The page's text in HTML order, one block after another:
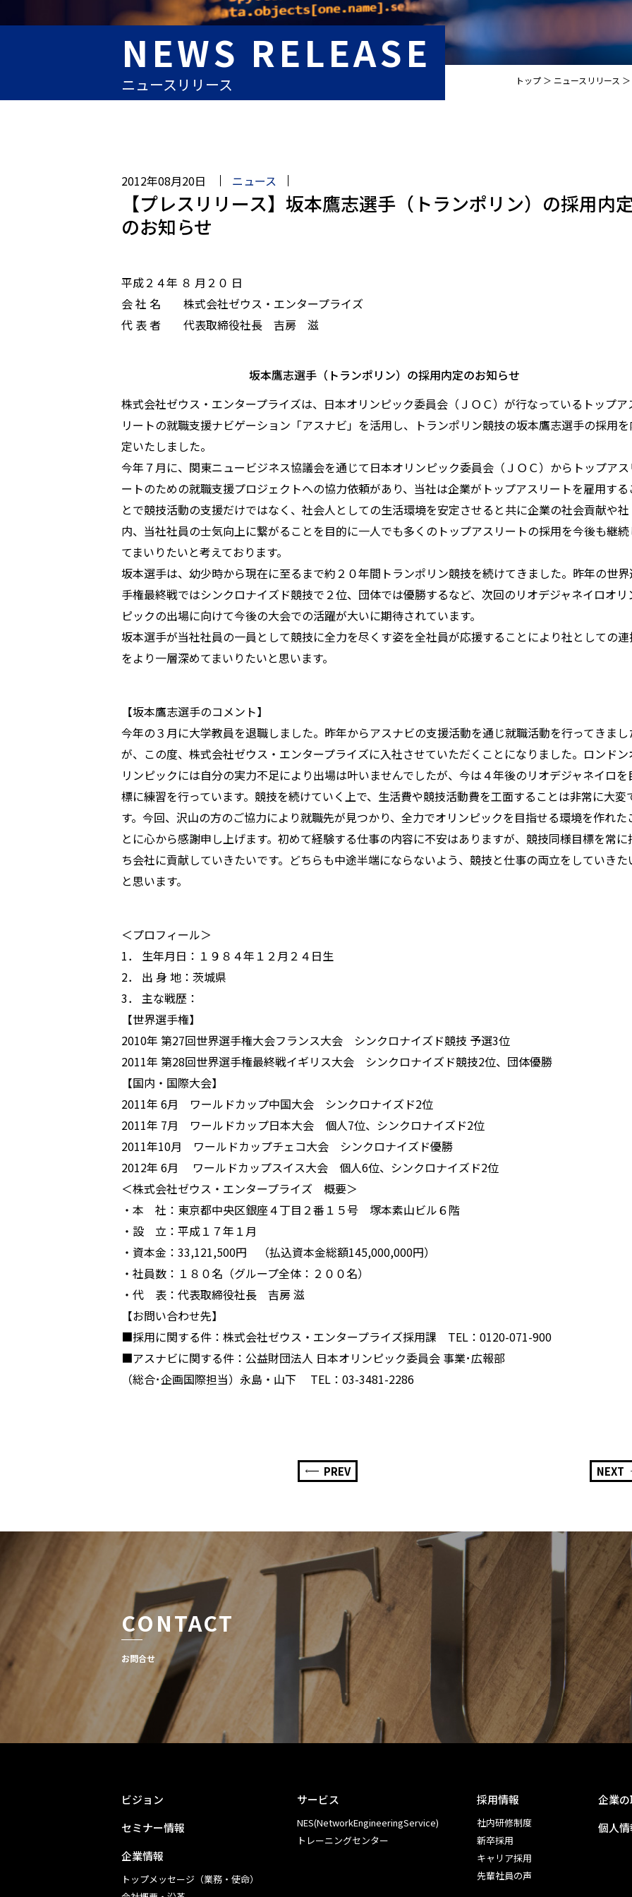
NEWS RELEASE
ニュースリリース トップ ニュースリリース
2012年08月20日 ニュース
【プレスリリース】坂本鷹志選手（トランポリン）の採用内定
のお知らせ
平成２４年 ８ 月２０ 日
会 社 名 株式会社ゼウス・エンタープライズ
代 表 者 代表取締役社長 吉房 滋
坂本鷹志選手（トランポリン）の採用内定のお知らせ
株式会社ゼウス・エンタープライズは、日本オリンピック委員会（ＪＯＣ）が行なっているトップア
リートの就職支援ナビゲーション「アスナビ」を活用し、トランポリン競技の坂本鷹志選手の採用を
定いたしました。
今年７月に、関東ニュービジネス協議会を通じて日本オリンピック委員会（ＪＯＣ）からトップアス
ートのための就職支援プロジェクトへの協力依頼があり、当社は企業がトップアスリートを雇用する
とで競技活動の支援だけではなく、社会人としての生活環境を安定させると共に企業の社会貢献や社
内、当社社員の士気向上に繋がることを目的に一人でも多くのトップアスリートの採用を今後も継続
てまいりたいと考えております。
坂本選手は、幼少時から現在に至るまで約２０年間トランポリン競技を続けてきました。昨年の世界
手権最終戦ではシンクロナイズド競技で２位、団体では優勝するなど、次回のリオデジャネイロオリ
ピックの出場に向けて今後の大会での活躍が大いに期待されています。
坂本選手が当社社員の一員として競技に全力を尽くす姿を全社員が応援することにより社としての連
をより一層深めてまいりたいと思います。
【坂本鷹志選手のコメント】
今年の３月に大学教員を退職しました。昨年からアスナビの支援活動を通じ就職活動を行ってきまし
が、この度、株式会社ゼウス・エンタープライズに入社させていただくことになりました。ロンドン
リンピックには自分の実力不足により出場は叶いませんでしたが、今は４年後のリオデジャネイロを
標に練習を行っています。競技を続けていく上で、生活費や競技活動費を工面することは非常に大変
す。今回、沢山の方のご協力により就職先が見つかり、全力でオリンピックを目指せる環境を作れた
とに心から感謝申し上げます。初めて経験する仕事の内容に不安はありますが、競技同様目標を常に
ち会社に貢献していきたいです。どちらも中途半端にならないよう、競技と仕事の両立をしていきた
と思います。
＜プロフィール＞
1． 生年月日：１９８４年１２月２４日生
2． 出 身 地：茨城県
3． 主な戦歴：
【世界選手権】
2010年 第27回世界選手権大会フランス大会 シンクロナイズド競技 予選3位
2011年 第28回世界選手権最終戦イギリス大会 シンクロナイズド競技2位、団体優勝
【国内・国際大会】
2011年 6月 ワールドカップ中国大会 シンクロナイズド2位
2011年 7月 ワールドカップ日本大会 個人7位、シンクロナイズド2位
2011年10月 ワールドカップチェコ大会 シンクロナイズド優勝
2012年 6月 ワールドカップスイス大会 個人6位、シンクロナイズド2位
＜株式会社ゼウス・エンタープライズ 概要＞
・本 社：東京都中央区銀座４丁目２番１５号 塚本素山ビル６階
・設 立：平成１７年１月
・資本金：33,121,500円 （払込資本金総額145,000,000円）
・社員数：１８０名（グループ全体：２００名）
・代 表：代表取締役社長 吉房 滋
【お問い合わせ先】
■採用に関する件：株式会社ゼウス・エンタープライズ採用課 TEL：0120-071-900
■アスナビに関する件：公益財団法人 日本オリンピック委員会 事業･広報部
（総合･企画国際担当）永島・山下 TEL：03-3481-2286
PREV NEXT
CONTACT
お問合せ
ビジョン
セミナー情報
企業情報
トップメッセージ（業務・使命）
サービス
NES(NetworkEngineeringService)
トレーニングセンター
採用情報
社内研修制度
新卒採用
キャリア採用
先輩社員の声
企業
個人